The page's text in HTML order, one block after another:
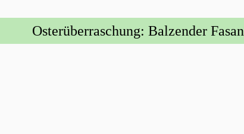
Osterüberraschung: Balzender Fasan